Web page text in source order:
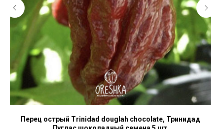
Перец острый Trinidad douglah chocolate, Тринидад